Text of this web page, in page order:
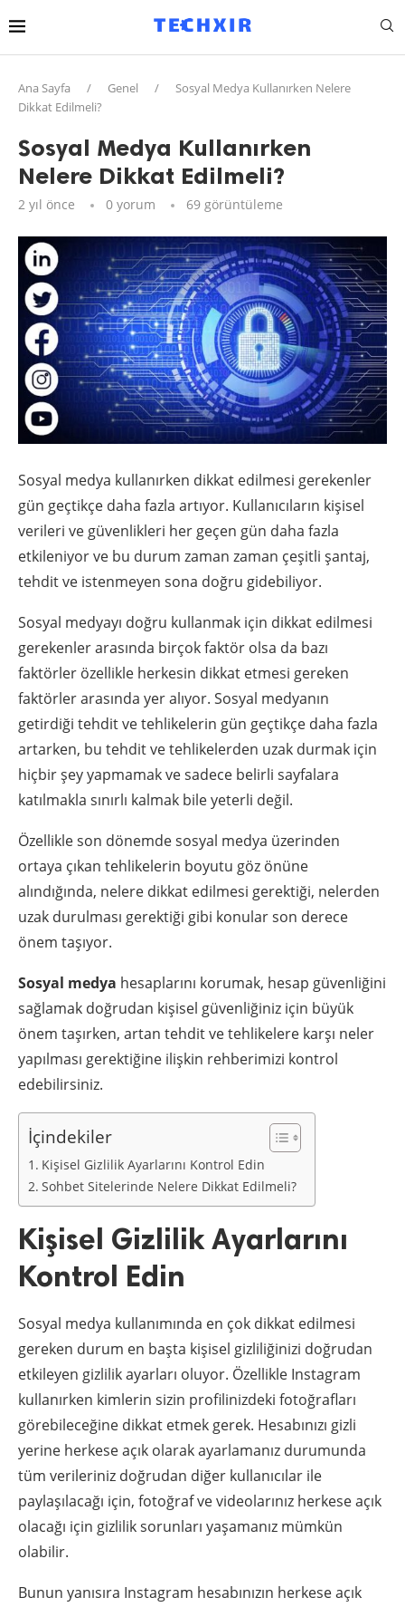
Ana Sayfa / Genel /
Sosyal Medya Kullanırken Nelere
Dikkat Edilmeli?
Sosyal Medya Kullanırken
Nelere Dikkat Edilmeli?
2 yıl önce 0 yorum 69 görüntüleme
Sosyal medya kullanırken dikkat edilmesi gerekenler
gün geçtikçe daha fazla artıyor. Kullanıcıların kişisel
verileri ve güvenlikleri her geçen gün daha fazla
etkileniyor ve bu durum zaman zaman çeşitli şantaj,
tehdit ve istenmeyen sona doğru gidebiliyor.
Sosyal medyayı doğru kullanmak için dikkat edilmesi
gerekenler arasında birçok faktör olsa da bazı
faktörler özellikle herkesin dikkat etmesi gereken
faktörler arasında yer alıyor. Sosyal medyanın
getirdiği tehdit ve tehlikelerin gün geçtikçe daha fazla
artarken, bu tehdit ve tehlikelerden uzak durmak için
hiçbir şey yapmamak ve sadece belirli sayfalara
katılmakla sınırlı kalmak bile yeterli değil.
Özellikle son dönemde sosyal medya üzerinden
ortaya çıkan tehlikelerin boyutu göz önüne
alındığında, nelere dikkat edilmesi gerektiği, nelerden
uzak durulması gerektiği gibi konular son derece
önem taşıyor.
Sosyal medya hesaplarını korumak, hesap güvenliğini
sağlamak doğrudan kişisel güvenliğiniz için büyük
önem taşırken, artan tehdit ve tehlikelere karşı neler
yapılması gerektiğine ilişkin rehberimizi kontrol
edebilirsiniz.
İçindekiler
Kişisel Gizlilik Ayarlarını Kontrol Edin
Sohbet Sitelerinde Nelere Dikkat Edilmeli?
Kişisel Gizlilik Ayarlarını
Kontrol Edin
Sosyal medya kullanımında en çok dikkat edilmesi
gereken durum en başta kişisel gizliliğinizi doğrudan
etkileyen gizlilik ayarları oluyor. Özellikle Instagram
kullanırken kimlerin sizin profilinizdeki fotoğrafları
görebileceğine dikkat etmek gerek. Hesabınızı gizli
yerine herkese açık olarak ayarlamanız durumunda
tüm verileriniz doğrudan diğer kullanıcılar ile
paylaşılacağı için, fotoğraf ve videolarınız herkese açık
olacağı için gizlilik sorunları yaşamanız mümkün
olabilir.
Bunun yanısıra Instagram hesabınızın herkese açık